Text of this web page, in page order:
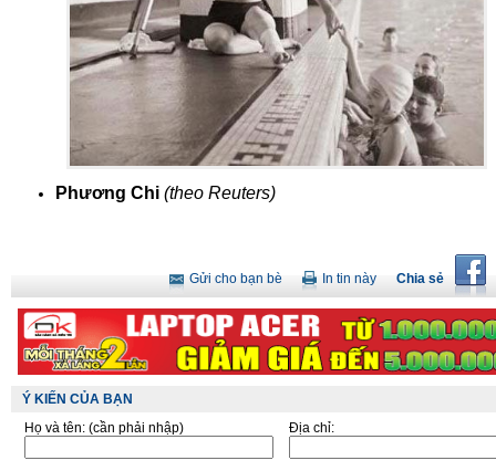
Phương Chi (theo Reuters)
Chia sẻ
In tin này
Gửi cho bạn bè
Ý KIẾN CỦA BẠN
Họ và tên: (cần phải nhập) Địa chỉ: